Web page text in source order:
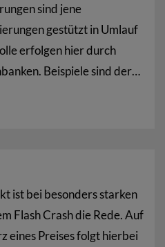
sind jene
gestützt in Umlauf
erfolgen hier durch
Beispiele sind der…
ist bei besonders starken
Flash Crash die Rede. Auf
eines Preises folgt hierbei